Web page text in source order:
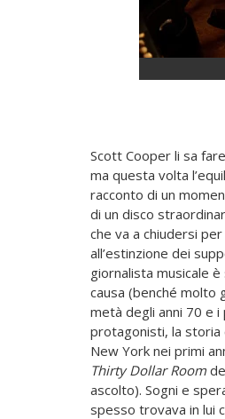
Scott Cooper li sa
ma questa volta
racconto di un
di un disco
che va a chiudersi
all’estinzione dei
giornalista musicale
causa (benché molto
metà degli anni 70 e
protagonisti, la storia
New York nei primi
Thirty Dollar Room
ascolto). Sogni e
spesso trovava in lui